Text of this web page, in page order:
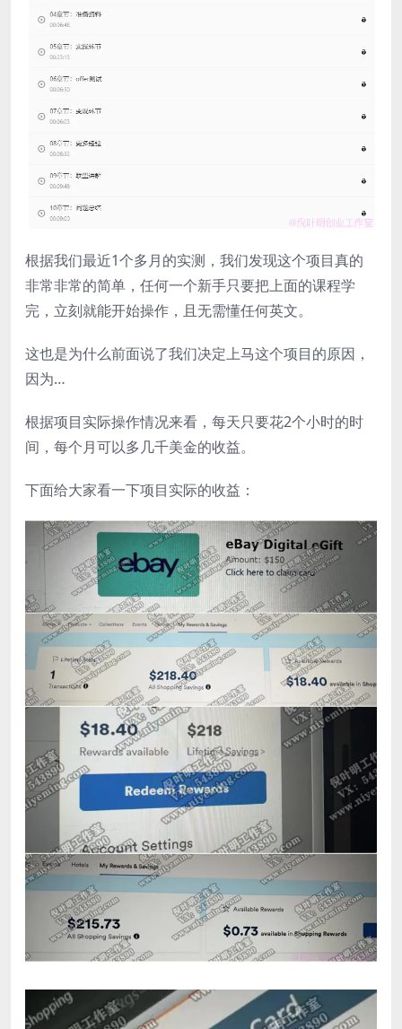
根据我们最近1个多月的实测，我们发现这个项目真的
非常非常的简单，任何一个新手只要把上面的课程学
完，立刻就能开始操作，且无需懂任何英文。
这也是为什么前面说了我们决定上马这个项目的原因，
因为…
根据项目实际操作情况来看，每天只要花2个小时的时
间，每个月可以多几千美金的收益。
下面给大家看一下项目实际的收益：